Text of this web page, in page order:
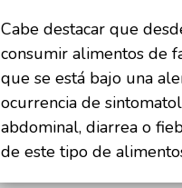
Cabe destacar que
consumir alimentos de
que se está bajo una
ocurrencia de
abdominal, diarrea o
de este tipo de